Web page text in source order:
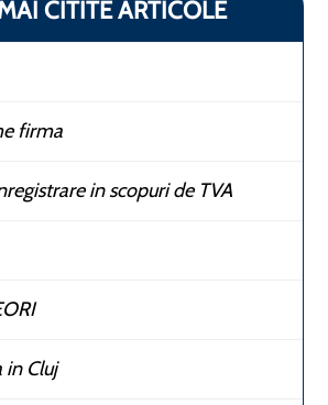
CITITE ARTICOLE
firma
in scopuri de TVA
Cluj